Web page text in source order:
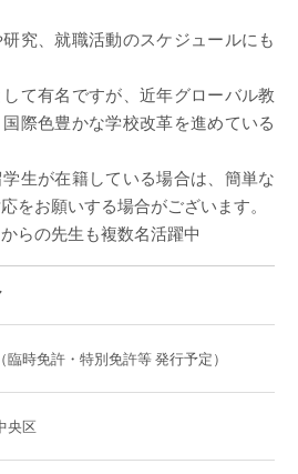
研究、就職活動のスケジュールにも
して有名ですが、近年グローバル教
際色豊かな学校改革を進めている
学生が在籍している場合は、簡単な
をお願いする場合がございます。
らの先生も複数名活躍中
臨時免許・特別免許等 発行予定）
央区